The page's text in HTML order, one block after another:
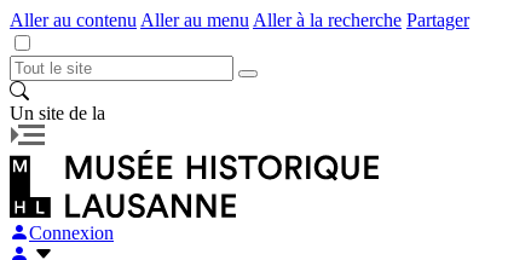
Aller au contenu Aller au menu Aller à la recherche Partager
Un site de la
Connexion